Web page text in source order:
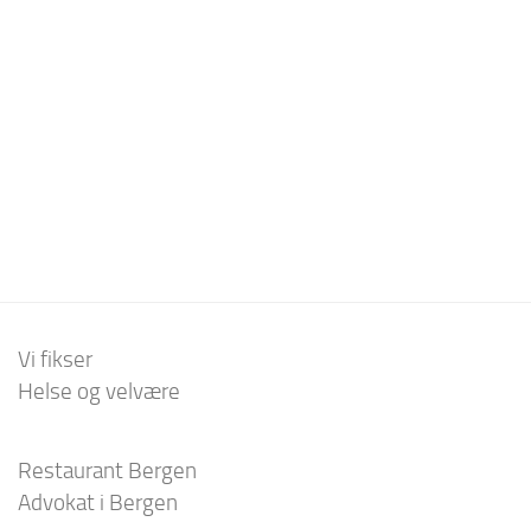
Vi fikser
Helse og velvære
Restaurant Bergen
Advokat i Bergen